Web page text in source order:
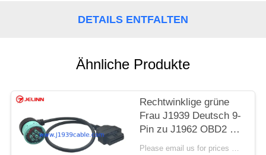
POLICY
DETAILS ENTFALTEN
Ähnliche Produkte
Rechtwinklige grüne
Frau J1939 Deutsch 9-
Pin zu J1962 OBD2 16
Pin Female Cable
Please email us for prices MOQ:100 Stück